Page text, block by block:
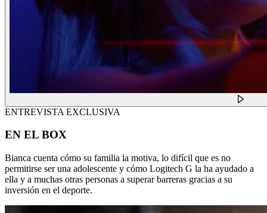
ENTREVISTA EXCLUSIVA
EN EL BOX
Bianca cuenta cómo su familia la motiva, lo difícil que es no
permitirse ser una adolescente y cómo Logitech G la ha ayudado a
ella y a muchas otras personas a superar barreras gracias a su
inversión en el deporte.